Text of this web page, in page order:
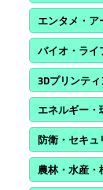
エンタメ・ア
バイオ・ライ
3Dプリンテ
エネルギー・
防衛・セキ
農林・水産・